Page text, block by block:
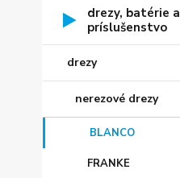
drezy, batérie a
príslušenstvo
drezy
nerezové drezy
BLANCO
FRANKE